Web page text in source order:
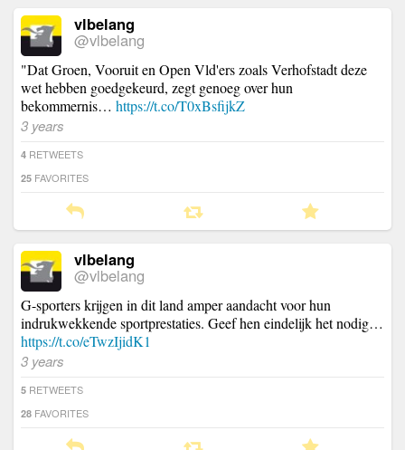
vlbelang
@vlbelang
"Dat Groen, Vooruit en Open Vld'ers zoals Verhofstadt deze
wet hebben goedgekeurd, zegt genoeg over hun
bekommernis… https://t.co/T0xBsfijkZ
3 years
4 RETWEETS
25 FAVORITES
vlbelang
@vlbelang
G-sporters krijgen in dit land amper aandacht voor hun
indrukwekkende sportprestaties. Geef hen eindelijk het nodig…
https://t.co/eTwzIjidK1
3 years
5 RETWEETS
28 FAVORITES